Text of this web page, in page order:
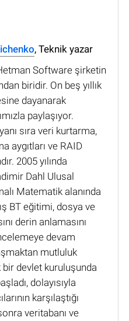
, Teknik yazar
Software şirketin
biridir. On beş yıllık
dayanarak
paylaşıyor.
sıra veri kurtarma,
aygıtları ve RAID
2005 yılında
Dahl Ulusal
Matematik alanında
BT eğitimi, dosya ve
derin anlamasını
devam
mutluluk
devlet kuruluşunda
dolayısıyla
karşılaştığı
veritabanı ve